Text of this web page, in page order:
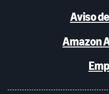
Aviso
Amazon